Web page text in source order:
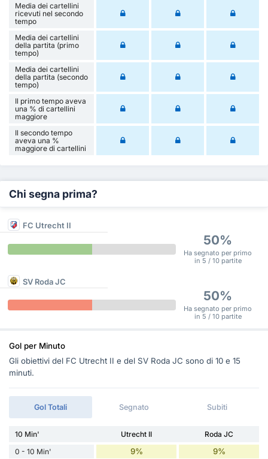
Media dei cartellini
ricevuti nel secondo
tempo
Media dei cartellini
della partita (primo
tempo)
Media dei cartellini
della partita (secondo
tempo)
Il primo tempo aveva
una % di cartellini
maggiore
Il secondo tempo
aveva una %
maggiore di cartellini
Chi segna prima?
FC Utrecht II
50%
Ha segnato per primo
in 5 / 10 partite
SV Roda JC
50%
Ha segnato per primo
in 5 / 10 partite
Gol per Minuto
Gli obiettivi del FC Utrecht II e del SV Roda JC sono di 10 e 15
minuti.
Gol Totali Segnato Subiti
10 Min' Utrecht II
Roda JC
0 - 10 Min'
9% 9%